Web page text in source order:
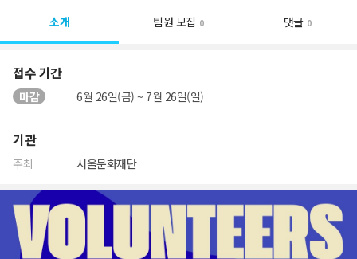
소개 팀원 모집 0 댓글 0
접수 기간
마감 6월 26일(금) ~ 7월 26일(일)
기관
주최 서울문화재단